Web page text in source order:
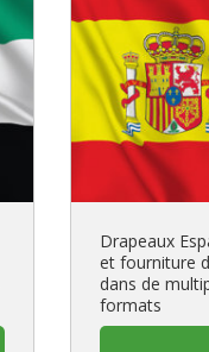
Drapeaux
et fourniture
dans de
formats